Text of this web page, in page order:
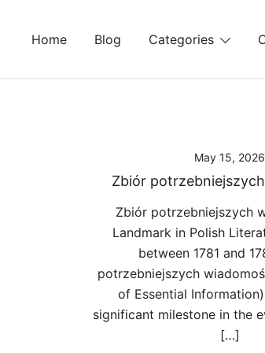
Home Blog Categories
May 15, 2026
Zbiór
Zbiór potrzebniejszych
Landmark in Polish
between 1781 and
potrzebniejszych
of Essential
significant milestone in the
[…]